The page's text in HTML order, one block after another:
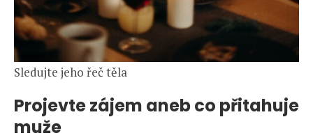
Sledujte jeho řeč těla
Projevte zájem aneb co přitahuje
muže